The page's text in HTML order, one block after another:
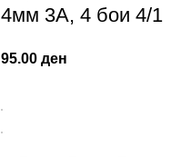
4мм 3А, 4 бои 4/1
95.00 ден